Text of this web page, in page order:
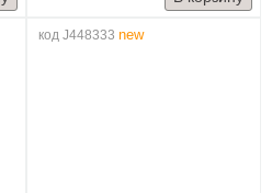
код J448333 new